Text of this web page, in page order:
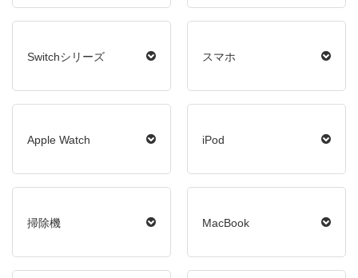
Switchシリーズ スマホ
Apple Watch iPod
掃除機 MacBook